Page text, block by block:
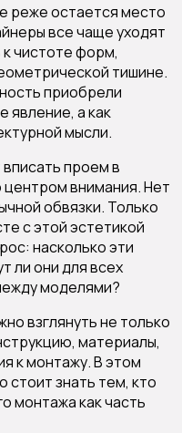
реже остается место
все чаще уходят
чистоте форм,
тишине.
приобрели
явление, а как
мысли.
проем в
центром внимания. Нет
обвязки. Только
с этой эстетикой
насколько эти
ли они для всех
моделями?
взглянуть не только
материалы,
к монтажу. В этом
стоит знать тем, кто
монтажа как часть